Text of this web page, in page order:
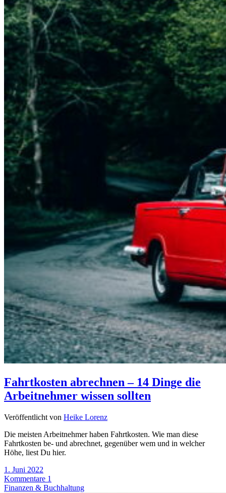
Fahrtkosten abrechnen – 14 Dinge die
Arbeitnehmer wissen sollten
Veröffentlicht von Heike Lorenz
Die meisten Arbeitnehmer haben Fahrtkosten. Wie man diese
Fahrtkosten be- und abrechnet, gegenüber wem und in welcher
Höhe, liest Du hier.
1. Juni 2022
Kommentare 1
Finanzen & Buchhaltung